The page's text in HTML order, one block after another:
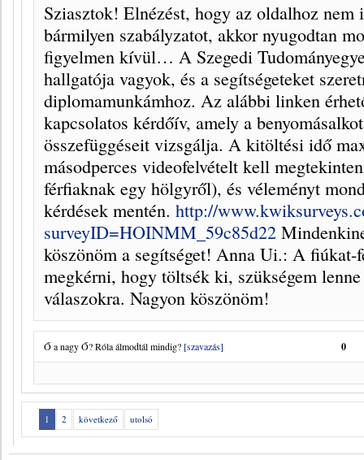
Sziasztok! Elnézést, hogy az oldalhoz
bármilyen szabályzatot, akkor nyugodtan
figyelmen kívül… A Szegedi
hallgatója vagyok, és a segítségeteket
diplomamunkámhoz. Az alábbi linken
kapcsolatos kérdőív, amely a
összefüggéseit vizsgálja. A kitöltési idő
másodperces videofelvételt kell
férfiaknak egy hölgyről), és véleményt
kérdések mentén. http://
surveyID=HOINMM_59c85d22
köszönöm a segítséget! Anna Ui.: A fiúkat-
megkérni, hogy töltsék ki, szükségem
válaszokra. Nagyon köszönöm!
Ő a nagy Ő? Róla álmodtál mindig? [szavazás] 0
1 2 következő utolsó